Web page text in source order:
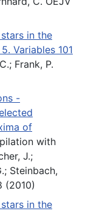
in the
Variables 101
Frank, P.
-
of
with
J.;
Steinbach,
(2010)
in the